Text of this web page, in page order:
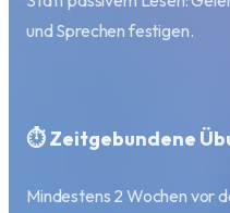
und Sprechen festigen.
⏱️ Zeitgebundene
Mindestens 2 Wochen vor